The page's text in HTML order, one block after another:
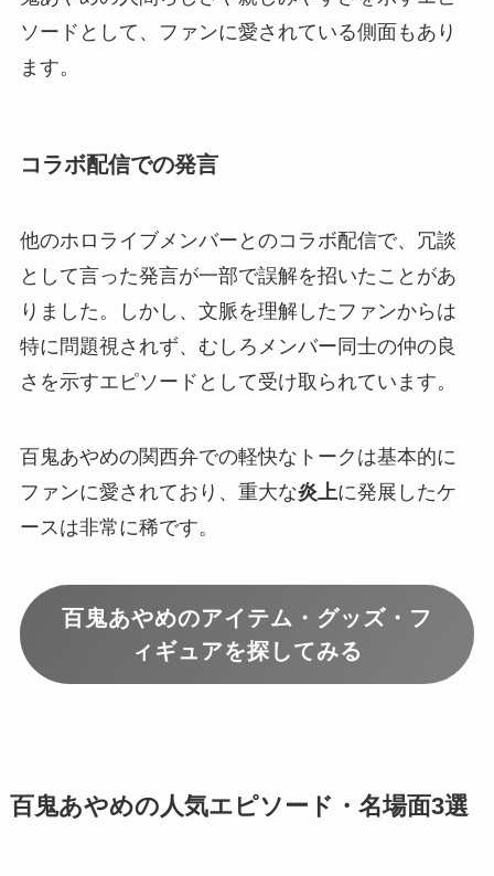
ソードとして、ファンに愛されている側面もあり
ます。
コラボ配信での発言
他のホロライブメンバーとのコラボ配信で、冗談
として言った発言が一部で誤解を招いたことがあ
りました。しかし、文脈を理解したファンからは
特に問題視されず、むしろメンバー同士の仲の良
さを示すエピソードとして受け取られています。
百鬼あやめの関西弁での軽快なトークは基本的に
ファンに愛されており、重大な炎上に発展したケ
ースは非常に稀です。
百鬼あやめのアイテム・グッズ・フ
ィギュアを探してみる
百鬼あやめの人気エピソード・名場面3選